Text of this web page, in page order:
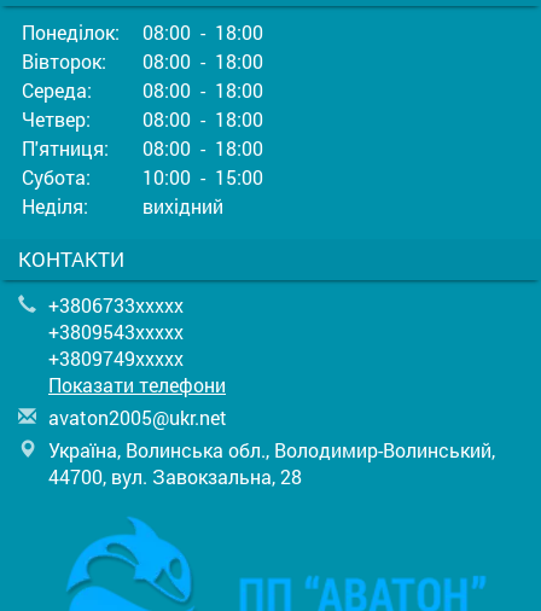
Понеділок:
08:00 - 18:00
Вівторок:
08:00 - 18:00
Середа:
08:00 - 18:00
Четвер:
08:00 - 18:00
П'ятниця:
08:00 - 18:00
Субота:
10:00 - 15:00
Неділя:
вихідний
КОНТАКТИ
+3806733xxxxx
+3809543xxxxx
+3809749xxxxx
Показати телефони
avaton2005@ukr.net
Україна, Волинська обл., Володимир-Волинський,
44700, вул. Завокзальна, 28